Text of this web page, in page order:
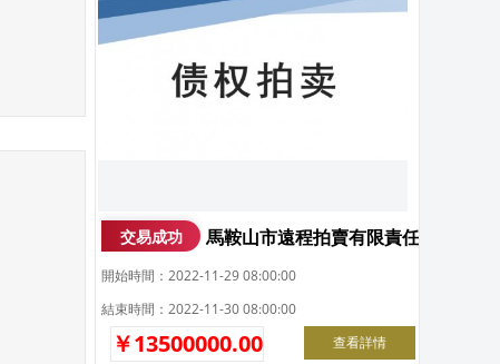
交易成功 馬鞍山市遠程拍賣有限責任公司債權
開始時間：2022-11-29 08:00:00
結束時間：2022-11-30 08:00:00
￥13500000.00 查看詳情